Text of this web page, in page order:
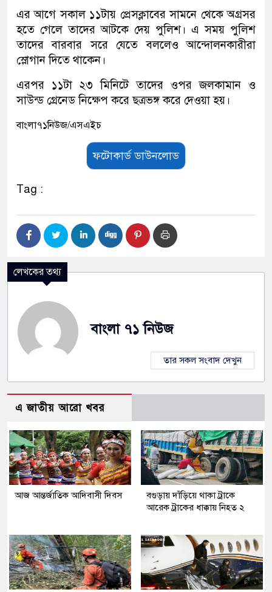
এর আগে সকাল ১১টায় প্রেসক্লাবের সামনে থেকে অগ্রসর
হতে গেলে তাদের আটকে দেয় পুলিশ। এ সময় পুলিশ
তাদের বারবার সরে যেতে বললেও আন্দোলনকারীরা
স্লোগান দিতে থাকেন।
এরপর ১১টা ২৩ মিনিটে তাদের ওপর জলকামান ও
সাউন্ড গ্রেনেড নিক্ষেপ করে ছত্রভঙ্গ করে দেওয়া হয়।
বাংলা৭১নিউজ/এসএইচ
ফটোকার্ড ডাউনলোড
Tag :
লেখকের তথ্য
বাংলা ৭১ নিউজ
তার সকল সংবাদ দেখুন
এ জাতীয় আরো খবর
আজ আন্তর্জাতিক আদিবাসী দিবস
বগুড়ায় দাঁড়িয়ে থাকা ট্রাকে
আরেক ট্রাকের ধাক্কায় নিহত ২